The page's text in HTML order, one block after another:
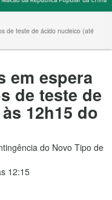
de teste de ácido nucleico (até
em espera
de teste de
12h15 do
do Novo Tipo de
12:15